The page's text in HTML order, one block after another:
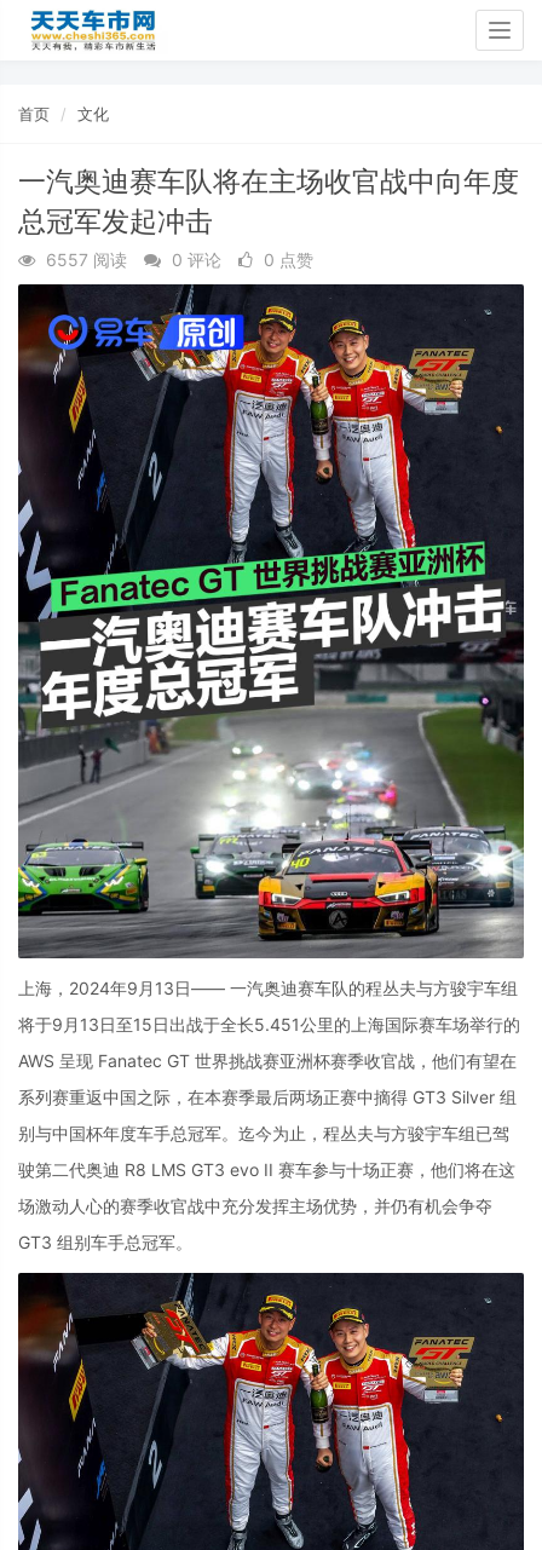
首页 文化
一汽奥迪赛车队将在主场收官战中向年度
总冠军发起冲击
6557 阅读 0 评论 0 点赞
上海，2024年9月13日—— 一汽奥迪赛车队的程丛夫与方骏宇车组
将于9月13日至15日出战于全长5.451公里的上海国际赛车场举行的
AWS 呈现 Fanatec GT 世界挑战赛亚洲杯赛季收官战，他们有望在
系列赛重返中国之际，在本赛季最后两场正赛中摘得 GT3 Silver 组
别与中国杯年度车手总冠军。迄今为止，程丛夫与方骏宇车组已驾
驶第二代奥迪 R8 LMS GT3 evo II 赛车参与十场正赛，他们将在这
场激动人心的赛季收官战中充分发挥主场优势，并仍有机会争夺
GT3 组别车手总冠军。